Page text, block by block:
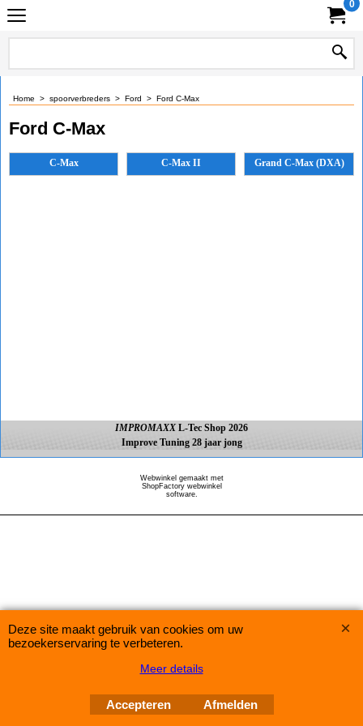
0
Home > spoorverbreders > Ford > Ford C-Max
Ford C-Max
C-Max C-Max II Grand C-Max (DXA)
IMPROMAXX L-Tec Shop 2026
Improve Tuning 28 jaar jong
Webwinkel gemaakt met
ShopFactory webwinkel
software.
Deze site maakt gebruik van cookies om uw
bezoekerservaring te verbeteren.
Meer details
Accepteren Afmelden